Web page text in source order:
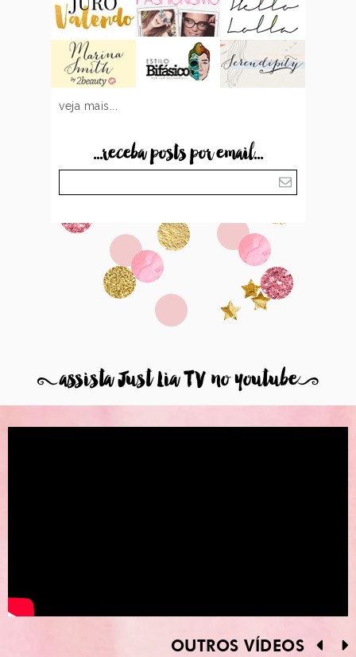
veja mais...
...receba posts por email...
8assista Just Lia TV no youtube9
OUTROS VÍDEOS